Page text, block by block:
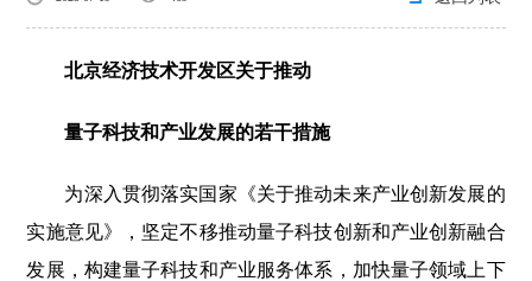
北京经济技术开发区关于推动
量子科技和产业发展的若干措施
为深入贯彻落实国家《关于推动未来产业创新发展的
实施意见》，坚定不移推动量子科技创新和产业创新融合
发展，构建量子科技和产业服务体系，加快量子领域上下